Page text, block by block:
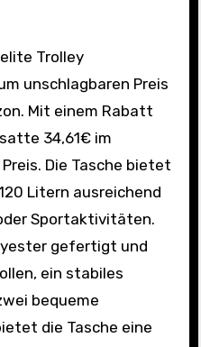
unschlagbaren Preis
Mit einem Rabatt
34,61€ im
Die Tasche bietet
Litern ausreichend
Sportaktivitäten.
gefertigt und
ein stabiles
bequeme
die Tasche eine